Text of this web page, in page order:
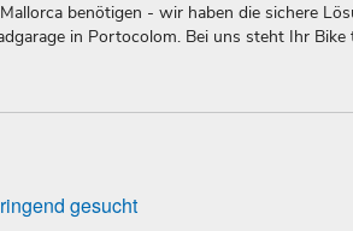
benötigen - wir haben die sichere
in Portocolom. Bei uns steht Ihr
gesucht